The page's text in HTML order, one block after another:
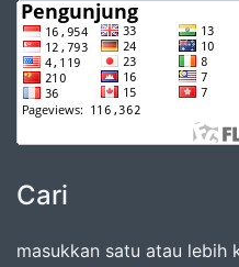
Cari
masukkan satu atau lebih